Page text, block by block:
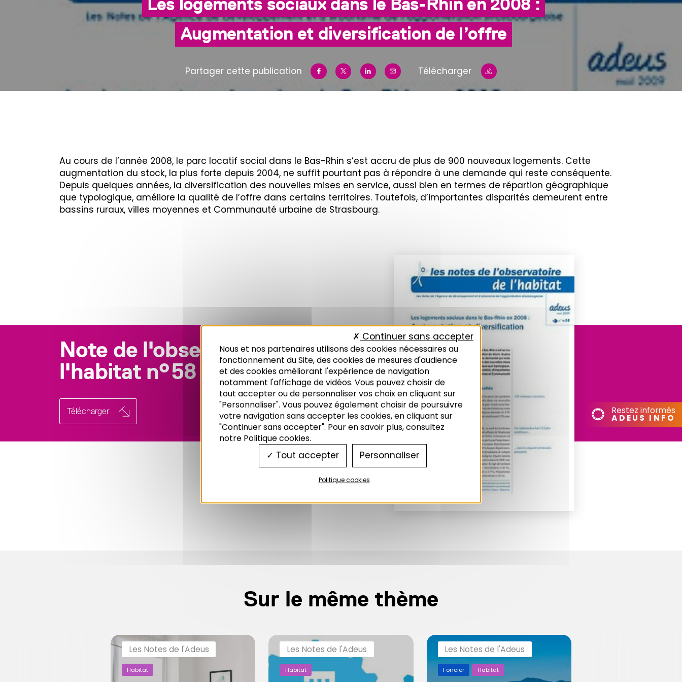
Augmentation et diversification de l’offre
Partager cette publication Télécharger
Au cours de l’année 2008, le parc locatif social dans le Bas-Rhin s’est accru de plus de 900 nouveaux logements. Cette
augmentation du stock, la plus forte depuis 2004, ne suffit pourtant pas à répondre à une demande qui reste conséquente.
Depuis quelques années, la diversification des nouvelles mises en service, aussi bien en termes de répartion géographique
que typologique, améliore la qualité de l’offre dans certains territoires. Toutefois, d’importantes disparités demeurent entre
bassins ruraux, villes moyennes et Communauté urbaine de Strasbourg.
Note de l'observatoire de
l'habitat n°58
Télécharger
Sur le même thème
Les Notes de l'Adeus
Habitat
Les Notes de l'Adeus
Habitat
Les Notes de l'Adeus
Foncier Habitat
Restez informés
ADEUS INFO
Nous et nos partenaires utilisons des cookies nécessaires au
fonctionnement du Site, des cookies de mesures d'audience
et des cookies améliorant l'expérience de navigation
notamment l'affichage de vidéos. Vous pouvez choisir de
tout accepter ou de personnaliser vos choix en cliquant sur
"Personnaliser". Vous pouvez également choisir de poursuivre
votre navigation sans accepter les cookies, en cliquant sur
"Continuer sans accepter". Pour en savoir plus, consultez
notre Politique cookies.
Tout accepter
Continuer sans accepter
Personnaliser
Politique cookies